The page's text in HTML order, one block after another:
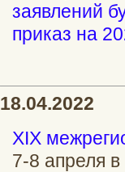
заявлений
приказ на
18.04.2022
XIX
7-8 апреля